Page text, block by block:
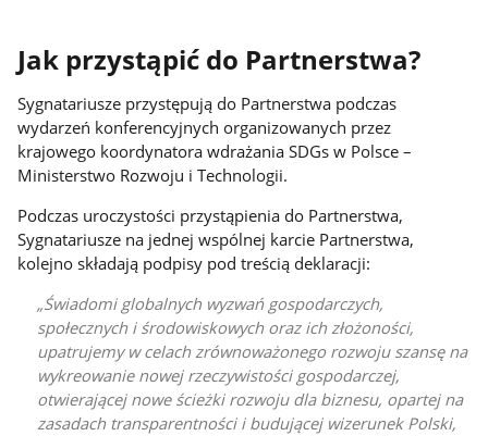
Jak przystąpić do Partnerstwa?
Sygnatariusze przystępują do Partnerstwa podczas
wydarzeń konferencyjnych organizowanych przez
krajowego koordynatora wdrażania SDGs w Polsce –
Ministerstwo Rozwoju i Technologii.
Podczas uroczystości przystąpienia do Partnerstwa,
Sygnatariusze na jednej wspólnej karcie Partnerstwa,
kolejno składają podpisy pod treścią deklaracji:
Świadomi globalnych wyzwań gospodarczych,
społecznych i środowiskowych oraz ich złożoności,
upatrujemy w celach zrównoważonego rozwoju szansę na
wykreowanie nowej rzeczywistości gospodarczej,
otwierającej nowe ścieżki rozwoju dla biznesu, opartej na
zasadach transparentności i budującej wizerunek Polski,